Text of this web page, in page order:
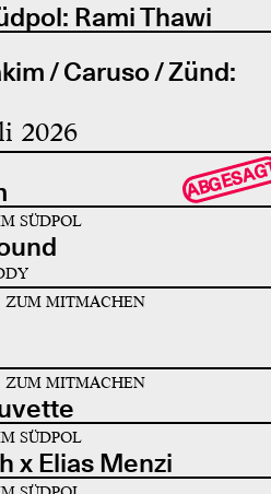
Rami Thawi
/ Caruso / Zünd:
2026
SÜDPOL
ZUM MITMACHEN
ZUM MITMACHEN
SÜDPOL
x Elias Menzi